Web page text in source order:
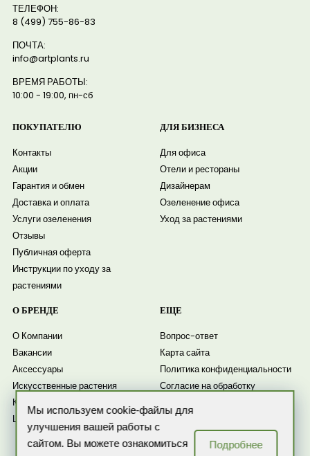
ТЕЛЕФОН:
8 (499) 755-86-83
ПОЧТА:
info@artplants.ru
ВРЕМЯ РАБОТЫ:
10:00 - 19:00, пн-сб
ПОКУПАТЕЛЮ
Контакты
Акции
Гарантия и обмен
Доставка и оплата
Услуги озеленения
Отзывы
Публичная оферта
Инструкции по уходу за
растениями
ДЛЯ БИЗНЕСА
Для офиса
Отели и рестораны
Дизайнерам
Озеленение офиса
Уход за растениями
О БРЕНДЕ
О Компании
Вакансии
Аксессуары
Искусственные растения
Комнатные растения
Цветочные композиции
ЕЩЕ
Вопрос-ответ
Карта сайта
Политика конфиденциальности
Согласие на обработку
Согласие на получение
рассылки
Мы используем cookie-файлы для
улучшения вашей работы с
сайтом. Вы можете ознакомиться
Подробнее